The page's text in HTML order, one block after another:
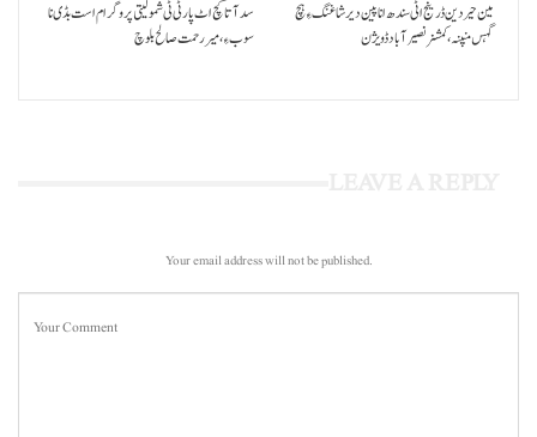
سد آتا کچ اٹ پارٹی ٹی شمولیتی پروگرام است بڈی نا
سوب ءِ،میر رحمت صالح بلوچ
مین حیردین ڈرینج اٹی سندھ انا پین دیر شاغنگ ءِ ہچ
گہس منپنہ،کمشنر نصیرآباد ڈویژن
Your email address will not be published.